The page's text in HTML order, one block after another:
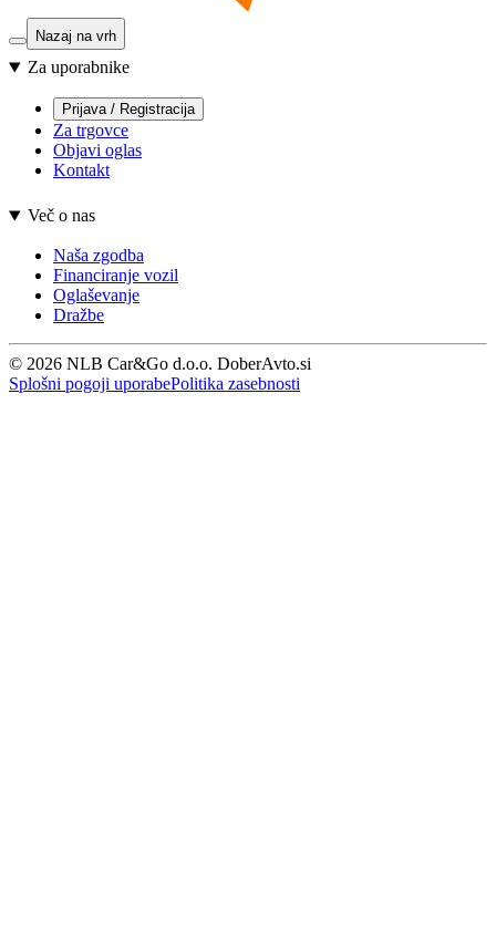
Nazaj na vrh
Za uporabnike
Prijava / Registracija
Za trgovce
Objavi oglas
Kontakt
Več o nas
Naša zgodba
Financiranje vozil
Oglaševanje
Dražbe
© 2026 NLB Car&Go d.o.o. DoberAvto.si
Splošni pogoji uporabePolitika zasebnosti